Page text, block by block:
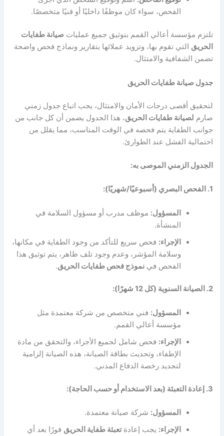
الفحص، سواء كان موظفًا داخليًا أو فنيًا متخصصًا.
تلتزم مؤسسة أعالي القمم بتوثيق جميع عمليات صيانة طفايات
الحريق التي تقوم بها، وتزويد عملائها بتقارير ونماذج فحص واضحة
تضمن الشفافية والامتثال.
جدول صيانة طفايات الحريق
لتحقيق أقصى درجات الأمان والامتثال، يجب اتباع جدول زمني
صارم لصيانة طفايات الحريق، هذا الجدول يضمن أن كل جانب من
جوانب الطفاية يتم فحصه في الوقت المناسب، مما يقلل من
احتمالية الفشل عند الطوارئ.
الجدول الزمني الموصى به:
1. الفحص البصري (أسبوعيًا/شهريًا):
المسؤول: موظف مدرب أو مسؤول السلامة في
المنشأة.
الإجراء: فحص سريع للتأكد من وجود الطفاية في مكانها،
وسلامة المؤشر، وعدم وجود تلف ظاهر، يتم توثيق هذا
الفحص فينموذج فحص طفايات الحريق.
2. الصيانة السنوية (كل 12 شهرًا):
المسؤول: فني متخصص من شركة معتمدة مثل
مؤسسة أعالي القمم.
الإجراء: فحص شامل لجميع الأجزاء، والتحقق من مادة
الإطفاء، وتحديث بطاقة الصيانة، هذه الصيانة إلزامية
لتجديد رخصة الدفاع المدني.
3. إعادة التعبئة (بعد الاستخدام أو حسب الحاجة):
المسؤول: شركة صيانة معتمدة.
الإجراء: يجب إعادةتعبئة طفاية الحريق فورًا بعد أي